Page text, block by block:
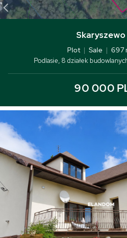
Skaryszewo
Plot | Sale | 697
Podlasie, 8 działek
90 000